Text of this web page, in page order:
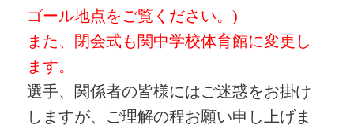
ゴール地点をご覧ください。)
また、閉会式も関中学校体育館に変更し
ます。
選手、関係者の皆様にはご迷惑をお掛け
しますが、ご理解の程お願い申し上げま